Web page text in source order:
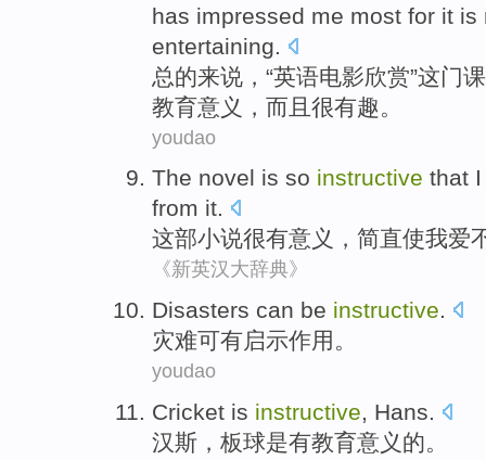
has impressed me most for it is
entertaining
总的来说，“英语电影欣赏”这门课
教育意义 ， 而且 很有趣 。
youdao
The novel is so instructive that I
from it.
这部小说很有意义 ， 简直使我爱
《新英汉大辞典》
Disasters can be instructive.
灾难可有启示作用 。
youdao
Cricket is instructive, Hans.
汉斯 ， 板球是有教育意义 的。